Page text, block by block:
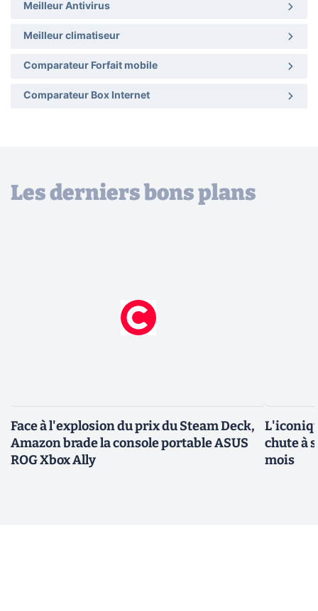
Meilleur Antivirus
Meilleur climatiseur
Comparateur Forfait mobile
Comparateur Box Internet
Les derniers bons plans
Face à l'explosion du prix du Steam Deck,
Amazon brade la console portable ASUS
ROG Xbox Ally
chute à
mois